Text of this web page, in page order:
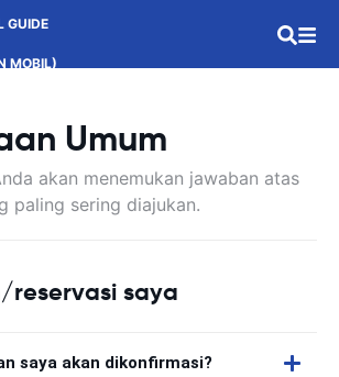
GUIDE
MOBIL)
Umum
akan menemukan jawaban atas
paling sering diajukan.
reservasi saya
saya akan dikonfirmasi?